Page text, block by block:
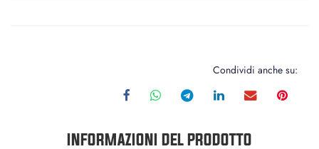
Condividi anche su:
INFORMAZIONI DEL PRODOTTO